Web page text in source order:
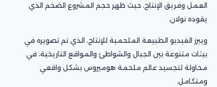
العمل وفريق الإنتاج، حيث ظهر حجم المشروع الضخم الذي
يقوده نولان.
ويبرز الفيديو الطبيعة الملحمية للإنتاج، الذي تم تصويره في
بيئات متنوعة بين الجبال والشواطئ والمواقع التاريخية، في
محاولة لتجسيد عالم ملحمة هوميروس بشكل واقعي
ومتكامل.